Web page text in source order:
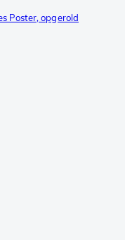
Poster, opgerold